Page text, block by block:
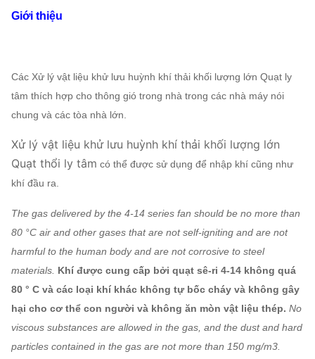
Giới thiệu
Các Xử lý vật liệu khử lưu huỳnh khí thải khối lượng lớn Quạt ly
tâm thích hợp cho thông gió trong nhà trong các nhà máy nói
chung và các tòa nhà lớn.
Xử lý vật liệu khử lưu huỳnh khí thải khối lượng lớn
Quạt thổi ly tâm có thể được sử dụng để nhập khí cũng như
khí đầu ra.
The gas delivered by the 4-14 series fan should be no more than
80 °C air and other gases that are not self-igniting and are not
harmful to the human body and are not corrosive to steel
materials. Khí được cung cấp bởi quạt sê-ri 4-14 không quá
80 ° C và các loại khí khác không tự bốc cháy và không gây
hại cho cơ thể con người và không ăn mòn vật liệu thép. No
viscous substances are allowed in the gas, and the dust and hard
particles contained in the gas are not more than 150 mg/m3.